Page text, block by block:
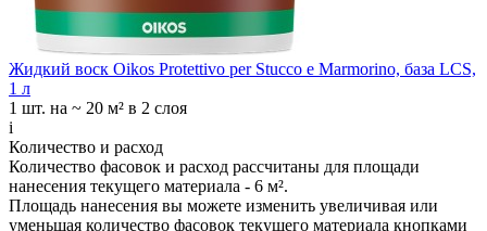
Жидкий воск Oikos Protettivo per Stucco e Marmorino, база LCS,
1 л
1 шт. на ~ 20 м² в 2 слоя
i
Количество и расход
Количество фасовок и расход рассчитаны для площади
нанесения текущего материала - 6 м².
Площадь нанесения вы можете изменить увеличивая или
уменьшая количество фасовок текущего материала кнопками